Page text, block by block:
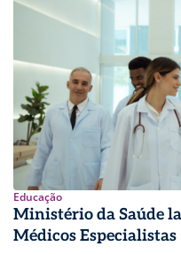
Educação
Ministério da Saúde
Médicos Especialistas